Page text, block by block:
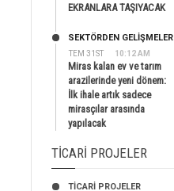
EKRANLARA TAŞIYACAK
TEM 31ST 10:12 AM
SEKTÖRDEN GELIŞMELER
Miras kalan ev ve tarım
arazilerinde yeni dönem:
İlk ihale artık sadece
mirasçılar arasında
yapılacak
TICARI PROJELER
TİCARİ PROJELER